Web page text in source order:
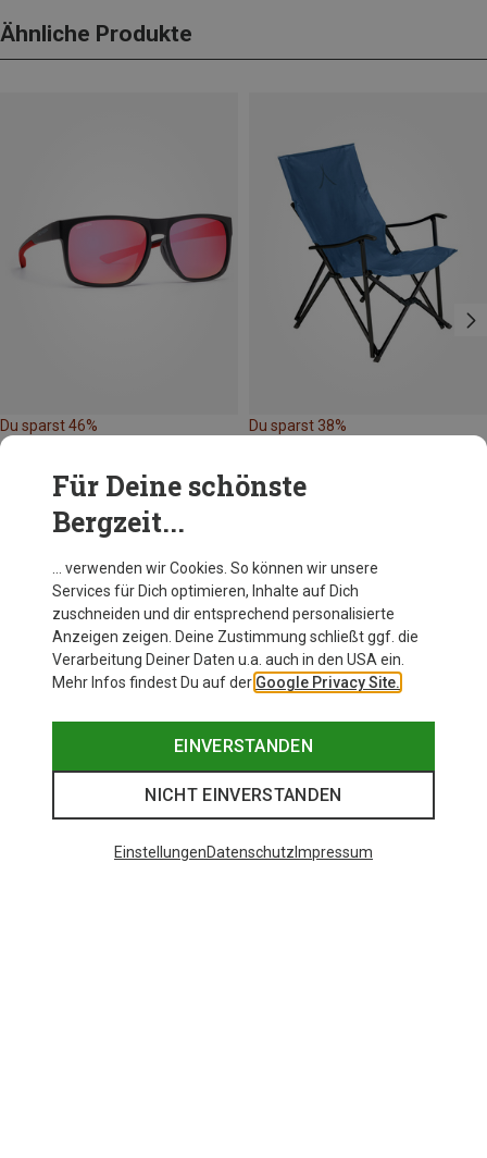
Ähnliche Produkte
Du sparst 46% Du sparst 38%
Andere Kunden kauften auch
Für Deine schönste
Bergzeit...
… verwenden wir Cookies. So können wir unsere
Services für Dich optimieren, Inhalte auf Dich
zuschneiden und dir entsprechend personalisierte
Anzeigen zeigen. Deine Zustimmung schließt ggf. die
Verarbeitung Deiner Daten u.a. auch in den USA ein.
Mehr Infos findest Du auf der Google Privacy Site.
EINVERSTANDEN
NICHT EINVERSTANDEN
EinstellungenDatenschutz Impressum